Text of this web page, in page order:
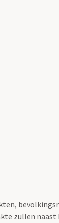
zullen